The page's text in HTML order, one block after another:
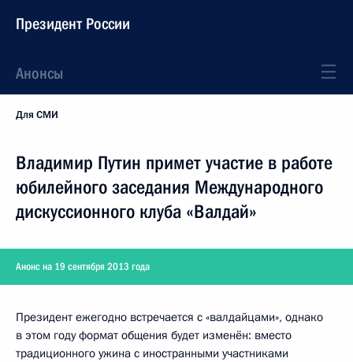
Президент России
Анонсы
Для СМИ
Владимир Путин примет участие в работе
юбилейного заседания Международного
дискуссионного клуба «Валдай»
Анонс на 19 сентября 2013 года
Президент ежегодно встречается с «валдайцами», однако
в этом году формат общения будет изменён: вместо
традиционного ужина с иностранными участниками